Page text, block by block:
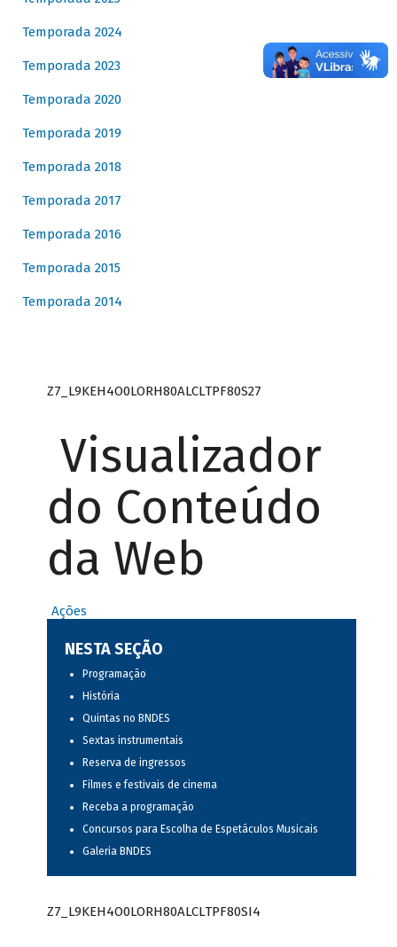
Temporada 2024
Temporada 2023
Temporada 2020
Temporada 2019
Temporada 2018
Temporada 2017
Temporada 2016
Temporada 2015
Temporada 2014
Z7_L9KEH4O0LORH80ALCLTPF80S27
Visualizador
do Conteúdo
da Web
Ações
NESTA SEÇÃO
Programação
História
Quintas no BNDES
Sextas instrumentais
Reserva de ingressos
Filmes e festivais de cinema
Receba a programação
Concursos para Escolha de Espetáculos Musicais
Galeria BNDES
Z7_L9KEH4O0LORH80ALCLTPF80SI4